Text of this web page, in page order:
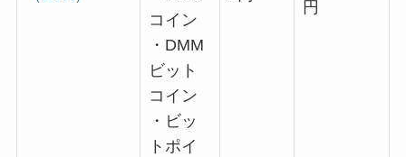
コイン
・DMM
ビット
コイン
・ビッ
トポイ
円